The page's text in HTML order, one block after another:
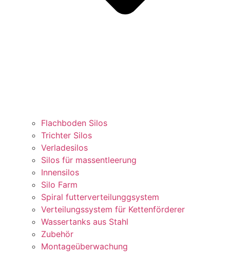
Flachboden Silos
Trichter Silos
Verladesilos
Silos für massentleerung
Innensilos
Silo Farm
Spiral futterverteilunggsystem
Verteilungssystem für Kettenförderer
Wassertanks aus Stahl
Zubehör
Montageüberwachung